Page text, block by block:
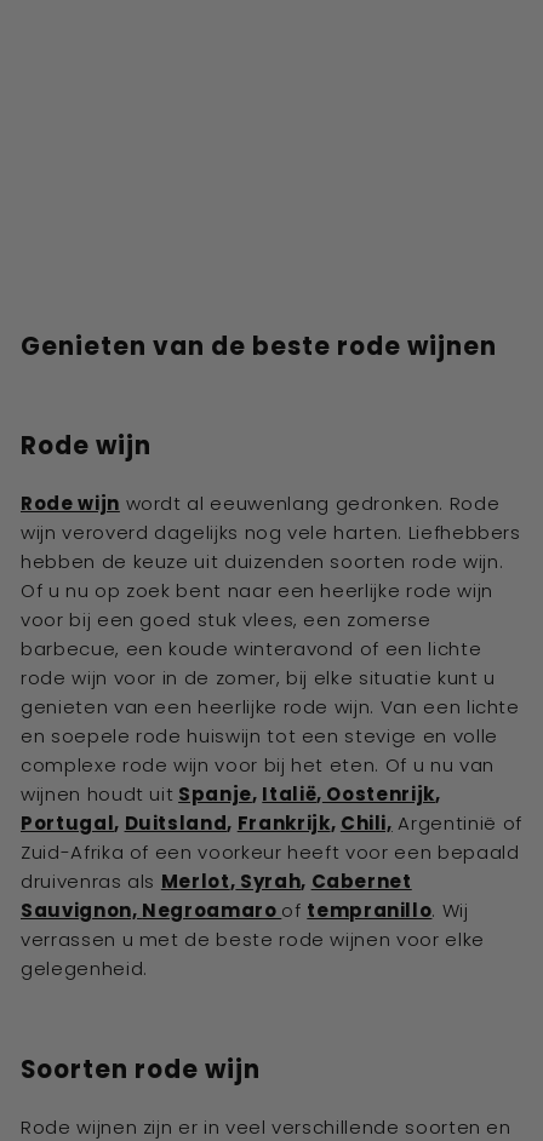
Genieten van de beste rode wijnen
Rode wijn
Rode wijn wordt al eeuwenlang gedronken. Rode
wijn veroverd dagelijks nog vele harten. Liefhebbers
hebben de keuze uit duizenden soorten rode wijn.
Of u nu op zoek bent naar een heerlijke rode wijn
voor bij een goed stuk vlees, een zomerse
barbecue, een koude winteravond of een lichte
rode wijn voor in de zomer, bij elke situatie kunt u
genieten van een heerlijke rode wijn. Van een lichte
en soepele rode huiswijn tot een stevige en volle
complexe rode wijn voor bij het eten. Of u nu van
wijnen houdt uit Spanje, Italië, Oostenrijk,
Portugal, Duitsland, Frankrijk, Chili, Argentinië of
Zuid-Afrika of een voorkeur heeft voor een bepaald
druivenras als Merlot, Syrah, Cabernet
Sauvignon, Negroamaro of tempranillo. Wij
verrassen u met de beste rode wijnen voor elke
gelegenheid.
Soorten rode wijn
Rode wijnen zijn er in veel verschillende soorten en